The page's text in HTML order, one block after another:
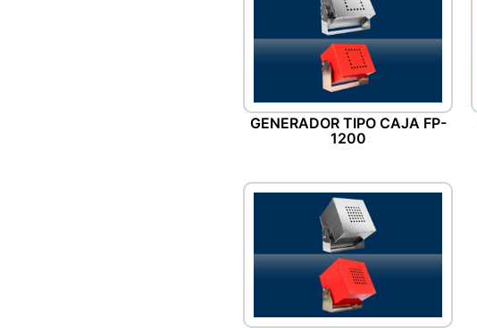
GENERADOR TIPO CAJA FP-
1200